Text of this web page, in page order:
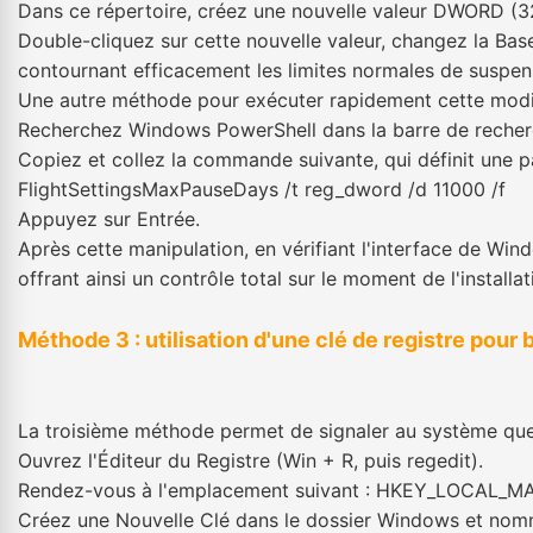
Dans ce répertoire, créez une nouvelle valeur DWORD
Double-cliquez sur cette nouvelle valeur, changez la
contournant efficacement les limites normales de
Une autre méthode pour exécuter rapidement cette
Recherchez Windows PowerShell dans la barre de
Copiez et collez la commande suivante, qui définit une
FlightSettingsMaxPauseDays /t reg_dword /d 11000 /f
Appuyez sur Entrée.
Après cette manipulation, en vérifiant l'interface de
offrant ainsi un contrôle total sur le moment de
Méthode 3 : utilisation d'une clé de registre pour
La troisième méthode permet de signaler au système
Ouvrez l'Éditeur du Registre (Win + R, puis regedit).
Rendez-vous à l'emplacement suivant :
Créez une Nouvelle Clé dans le dossier Windows et